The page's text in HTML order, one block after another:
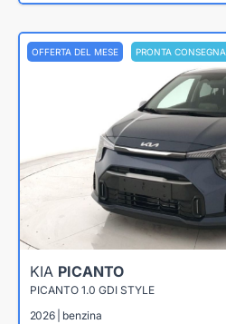
OFFERTA DEL MESE PRONTA CONSEGNA
KIA PICANTO
PICANTO 1.0 GDI STYLE
2026 | benzina